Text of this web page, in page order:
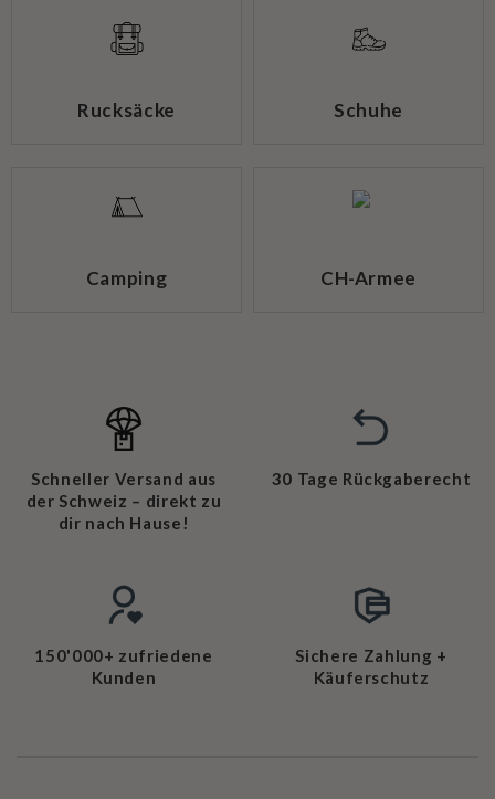
Rucksäcke Schuhe
Camping CH-Armee
Schneller Versand aus
der Schweiz – direkt zu
dir nach Hause!
30 Tage Rückgaberecht
150'000+ zufriedene
Kunden
Sichere Zahlung +
Käuferschutz